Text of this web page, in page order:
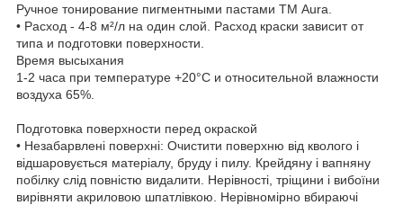
Ручное тонирование пигментными пастами ТМ Aura.
• Расход - 4-8 м²/л на один слой. Расход краски зависит от
типа и подготовки поверхности.
Время высыхания
1-2 часа при температуре +20°C и относительной влажности
воздуха 65%.
Подготовка поверхности перед окраской
• Незабарвлені поверхні: Очистити поверхню від кволого і
відшаровується матеріалу, бруду і пилу. Крейдяну і вапняну
побілку слід повністю видалити. Нерівності, тріщини і вибоїни
вирівняти акриловою шпатлівкою. Нерівномірно вбираючі